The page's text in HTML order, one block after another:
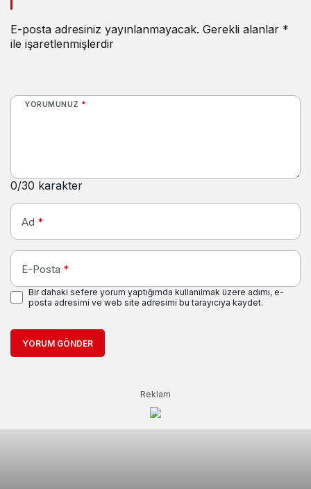
E-posta adresiniz yayınlanmayacak. Gerekli alanlar *
ile işaretlenmişlerdir
YORUMUNUZ *
0/30 karakter
Ad *
E-Posta *
Bir dahaki sefere yorum yaptığımda kullanılmak üzere adımı, e-
posta adresimi ve web site adresimi bu tarayıcıya kaydet.
YORUM GÖNDER
Reklam